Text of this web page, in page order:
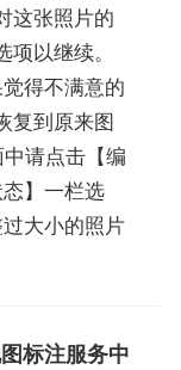
这张照片的
以继续。
得不满意的
复到原来图
请点击【编
】一栏选
大小的照片
标注服务中